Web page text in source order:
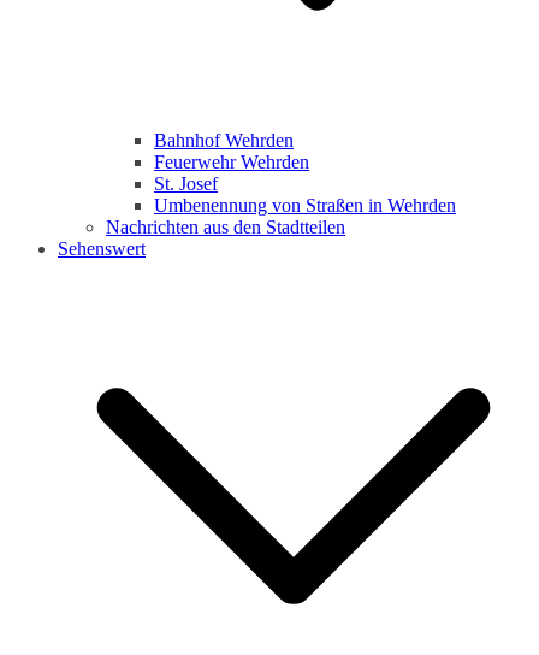
Bahnhof Wehrden
Feuerwehr Wehrden
St. Josef
Umbenennung von Straßen in Wehrden
Nachrichten aus den Stadtteilen
Sehenswert